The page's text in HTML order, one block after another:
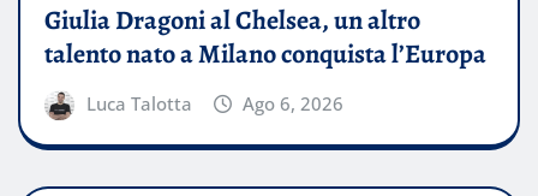
Giulia Dragoni al Chelsea, un altro
talento nato a Milano conquista l’Europa
Luca Talotta Ago 6, 2026